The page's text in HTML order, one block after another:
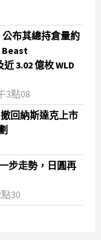
公布其總持倉量約
Beast
3.02 億枚 WLD
3點08
回納斯達克上市
步走勢，日圓再
30